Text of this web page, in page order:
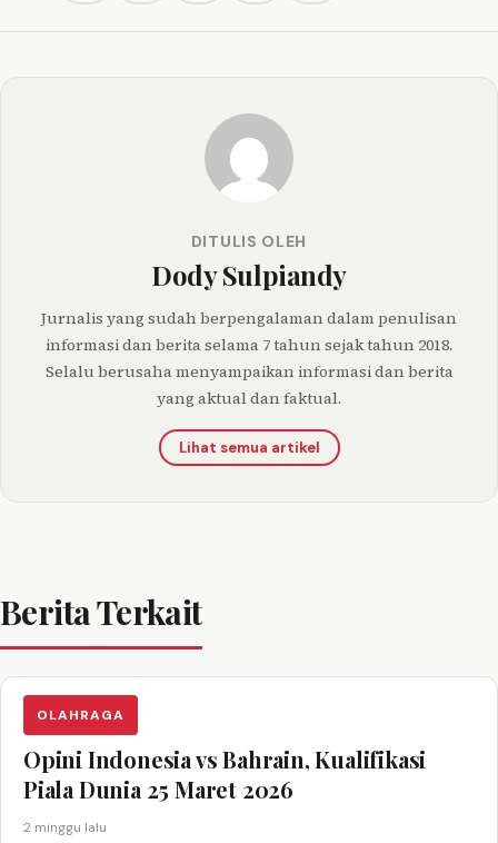
DITULIS OLEH
Dody Sulpiandy
Jurnalis yang sudah berpengalaman dalam penulisan
informasi dan berita selama 7 tahun sejak tahun 2018.
Selalu berusaha menyampaikan informasi dan berita
yang aktual dan faktual.
Lihat semua artikel
Berita Terkait
OLAHRAGA
Opini Indonesia vs Bahrain, Kualifikasi
Piala Dunia 25 Maret 2026
2 minggu lalu